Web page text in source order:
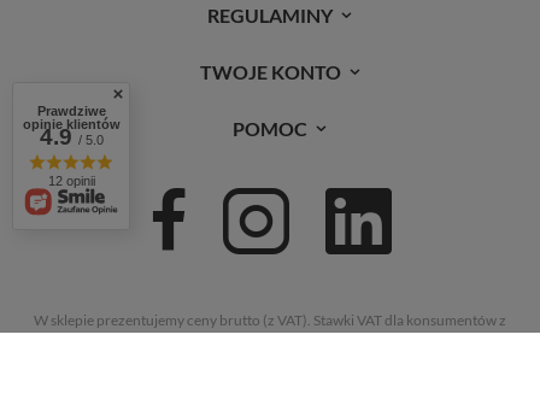
REGULAMINY
TWOJE KONTO
POMOC
W sklepie prezentujemy ceny brutto (z VAT). Stawki VAT dla konsumentów z
kraju:Polska.
Prawdziwe
opinie klientów
4.9/ 5.0
12 opinii